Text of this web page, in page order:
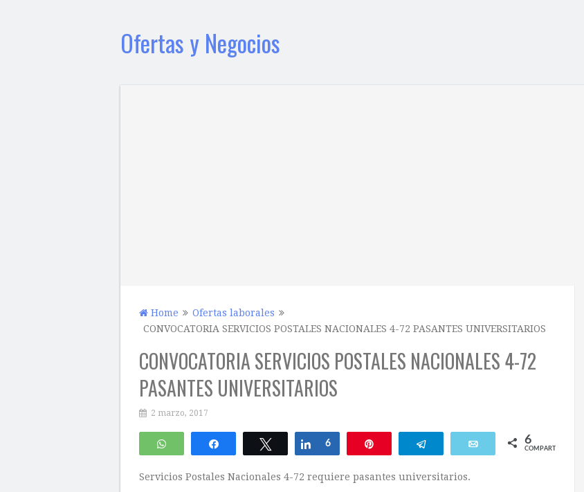
Ofertas y Negocios
Home
Ofertas laborales
CONVOCATORIA SERVICIOS POSTALES NACIONALES 4-72 PASANTES UNIVERSITARIOS
CONVOCATORIA SERVICIOS POSTALES NACIONALES 4-72
PASANTES UNIVERSITARIOS
2 marzo, 2017
WhatsApp Compartir Twittear Compartir
6 Telegram Email 6
COMPARTIR
Servicios Postales Nacionales 4-72 requiere pasantes universitarios.